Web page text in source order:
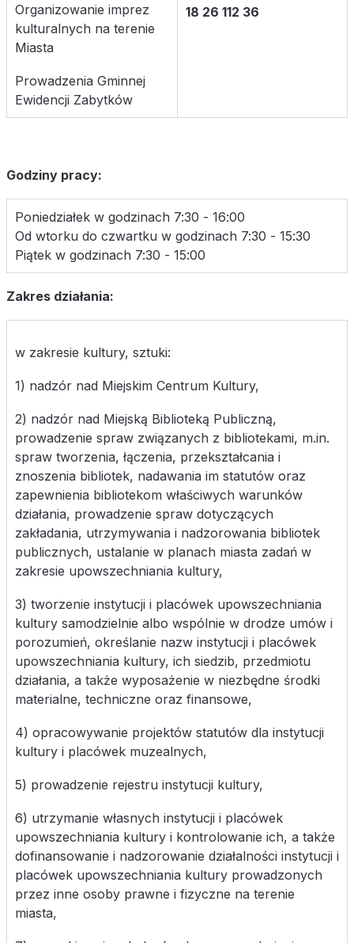
Organizowanie imprez
kulturalnych na terenie
Miasta
Prowadzenia Gminnej
Ewidencji Zabytków
18 26 112 36
Godziny pracy:
Poniedziałek w godzinach 7:30 - 16:00
Od wtorku do czwartku w godzinach 7:30 - 15:30
Piątek w godzinach 7:30 - 15:00
Zakres działania:
w zakresie kultury, sztuki:
1) nadzór nad Miejskim Centrum Kultury,
2) nadzór nad Miejską Biblioteką Publiczną,
prowadzenie spraw związanych z bibliotekami, m.in.
spraw tworzenia, łączenia, przekształcania i
znoszenia bibliotek, nadawania im statutów oraz
zapewnienia bibliotekom właściwych warunków
działania, prowadzenie spraw dotyczących
zakładania, utrzymywania i nadzorowania bibliotek
publicznych, ustalanie w planach miasta zadań w
zakresie upowszechniania kultury,
3) tworzenie instytucji i placówek upowszechniania
kultury samodzielnie albo wspólnie w drodze umów i
porozumień, określanie nazw instytucji i placówek
upowszechniania kultury, ich siedzib, przedmiotu
działania, a także wyposażenie w niezbędne środki
materialne, techniczne oraz finansowe,
4) opracowywanie projektów statutów dla instytucji
kultury i placówek muzealnych,
5) prowadzenie rejestru instytucji kultury,
6) utrzymanie własnych instytucji i placówek
upowszechniania kultury i kontrolowanie ich, a także
dofinansowanie i nadzorowanie działalności instytucji i
placówek upowszechniania kultury prowadzonych
przez inne osoby prawne i fizyczne na terenie
miasta,